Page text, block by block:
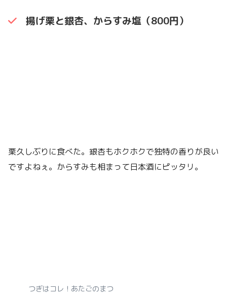
揚げ栗と銀杏、からすみ塩（800円）
栗久しぶりに食べた。銀杏もホクホクで独特の香りが良い
ですよねぇ。からすみも相まって日本酒にピッタリ。
つぎはコレ！あたごのまつ